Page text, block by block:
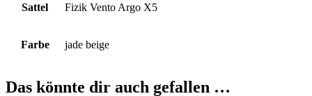
Sattel Fizik Vento Argo X5
Farbe jade beige
Das könnte dir auch gefallen …